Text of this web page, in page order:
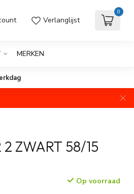
Verlanglijst
0
MERKEN
ZWART 58/15
Op voorraad